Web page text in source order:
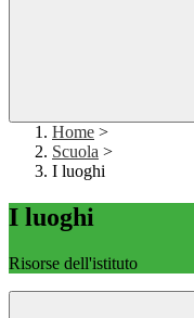
Home >
Scuola >
I luoghi
I luoghi
Risorse dell'istituto